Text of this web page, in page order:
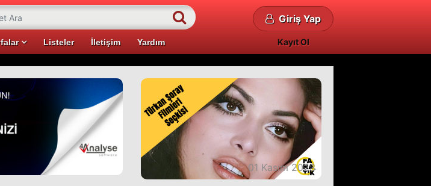
Listeler İletişim Yardım
Giriş Yap
Kayıt Ol
01 Kasım 2023